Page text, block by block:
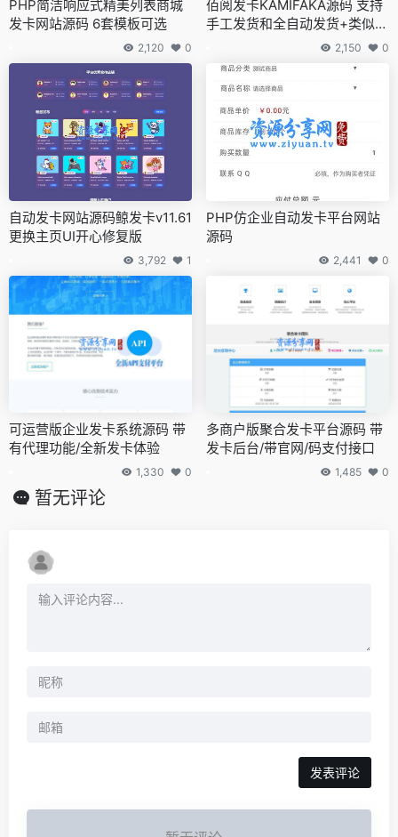
PHP简洁响应式精美列表商城
发卡网站源码 6套模板可选
2,120 0
佰阅发卡KAMIFAKA源码 支持
手工发货和全自动发货+类似16
2,150 0
自动发卡网站源码鲸发卡v11.61
更换主页UI开心修复版
3,792 1
PHP仿企业自动发卡平台网站
源码
2,441 0
可运营版企业发卡系统源码 带
有代理功能/全新发卡体验
1,330 0
多商户版聚合发卡平台源码 带
发卡后台/带官网/码支付接口
1,485 0
暂无评论
发表评论